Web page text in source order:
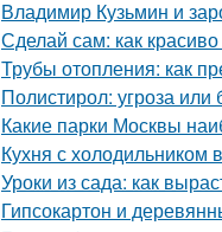
Владимир Кузьмин и
Сделай сам: как
Трубы отопления: как
Полистирол: угроза или
Какие парки Москвы
Кухня с холодильником
Уроки из сада: как
Гипсокартон и